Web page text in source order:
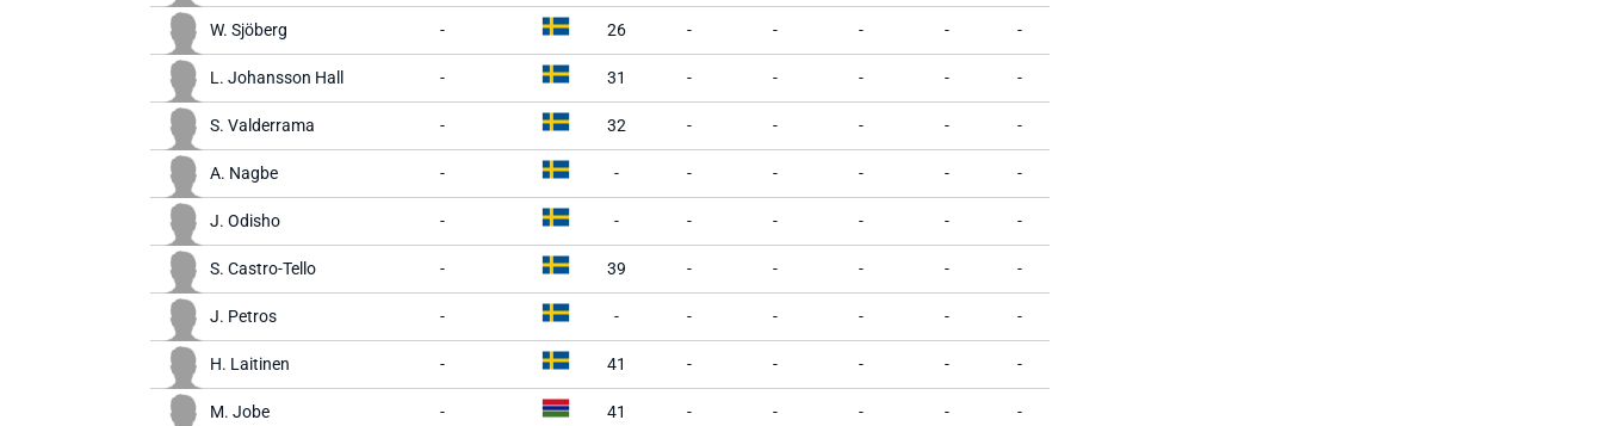
W. Sjöberg - 26 - - - - -
L. Johansson Hall - 31 - - - - -
S. Valderrama - 32 - - - - -
A. Nagbe - - - - - - -
J. Odisho - - - - - - -
S. Castro-Tello - 39 - - - - -
J. Petros - - - - - - -
H. Laitinen - 41 - - - - -
M. Jobe - 41 - - - - -